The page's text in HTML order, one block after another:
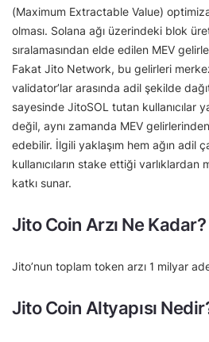
(Maximum Extractable Value)
olması. Solana ağı üzerindeki blok
sıralamasından elde edilen MEV
Fakat Jito Network, bu gelirleri
validator’lar arasında adil şekilde
sayesinde JitoSOL tutan kullanıcılar
değil, aynı zamanda MEV
edebilir. İlgili yaklaşım hem ağın adil
kullanıcıların stake ettiği varlıklardan
katkı sunar.
Jito Coin Arzı Ne Kadar?
Jito’nun toplam token arzı 1 milyar
Jito Coin Altyapısı